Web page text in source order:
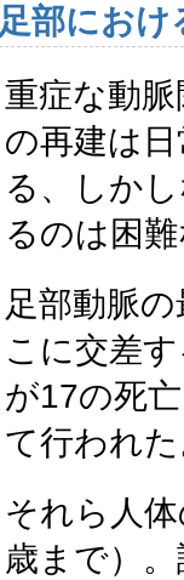
足部にお
重症な動
の再建は
る、しか
るのは困
足部動脈
こに交差
が17の死
て行われ
それら人
歳まで）